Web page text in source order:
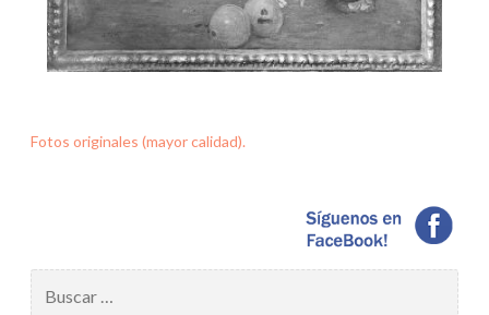
Fotos originales (mayor calidad).